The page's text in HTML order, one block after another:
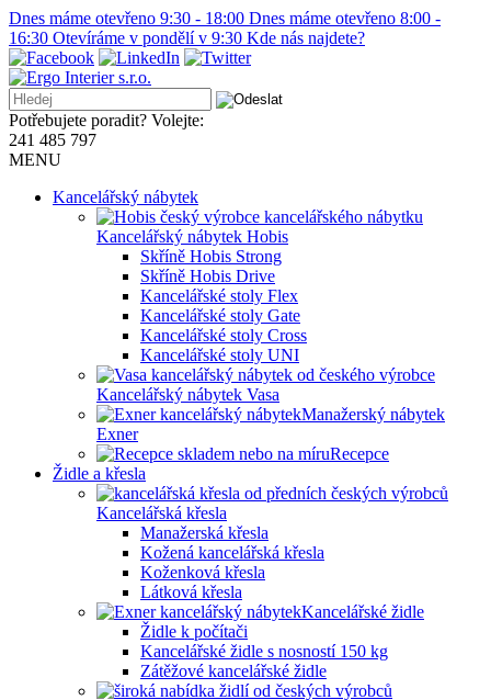
Dnes máme otevřeno 9:30 - 18:00 Dnes máme otevřeno 8:00 -
16:30 Otevíráme v pondělí v 9:30 Kde nás najdete?
Potřebujete poradit? Volejte:
241 485 797
MENU
Kancelářský nábytek
Kancelářský nábytek Hobis
Skříně Hobis Strong
Skříně Hobis Drive
Kancelářské stoly Flex
Kancelářské stoly Gate
Kancelářské stoly Cross
Kancelářské stoly UNI
Kancelářský nábytek Vasa
Manažerský nábytek
Exner
Recepce
Židle a křesla
Kancelářská křesla
Manažerská křesla
Kožená kancelářská křesla
Koženková křesla
Látková křesla
Kancelářské židle
Židle k počítači
Kancelářské židle s nosností 150 kg
Zátěžové kancelářské židle